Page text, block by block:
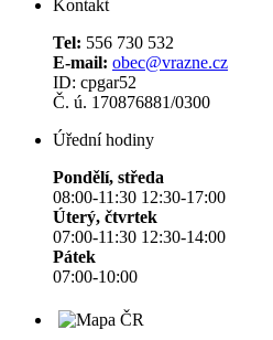
Kontakt
Tel: 556 730 532
E-mail: obec@vrazne.cz
ID: cpgar52
Č. ú. 170876881/0300
Úřední hodiny
Pondělí, středa
08:00-11:30 12:30-17:00
Úterý, čtvrtek
07:00-11:30 12:30-14:00
Pátek
07:00-10:00